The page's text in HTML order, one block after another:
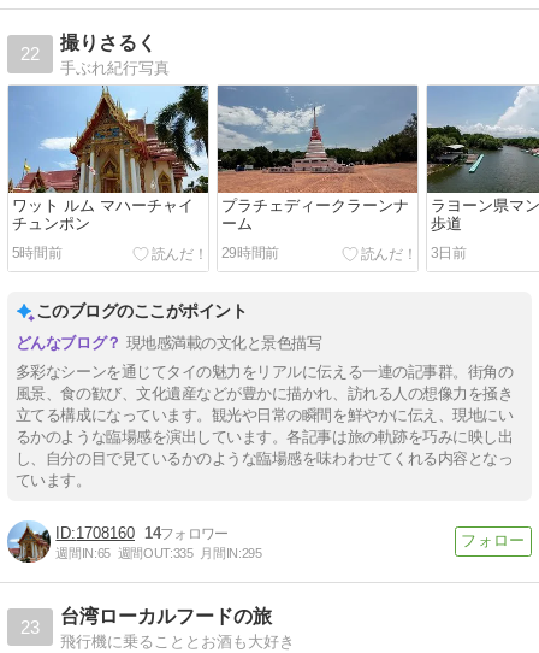
22
撮りさるく
手ぶれ紀行写真
ワット ルム マハーチャイ
チュンポン
5時間前
プラチェディークラーンナ
ーム
29時間前
ラヨーン県マ
歩道
3日前
このブログのここがポイント
現地感満載の文化と景色描写
多彩なシーンを通じてタイの魅力をリアルに伝える一連の記事群。街角の
風景、食の歓び、文化遺産などが豊かに描かれ、訪れる人の想像力を掻き
立てる構成になっています。観光や日常の瞬間を鮮やかに伝え、現地にい
るかのような臨場感を演出しています。各記事は旅の軌跡を巧みに映し出
し、自分の目で見ているかのような臨場感を味わわせてくれる内容となっ
ています。
1708160 14
週間IN:65 週間OUT:335 月間IN:295
23
台湾ローカルフードの旅
飛行機に乗ることとお酒も大好き